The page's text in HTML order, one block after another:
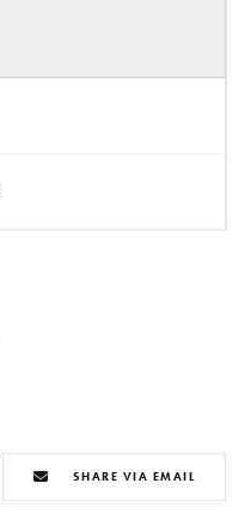
SHARE VIA EMAIL